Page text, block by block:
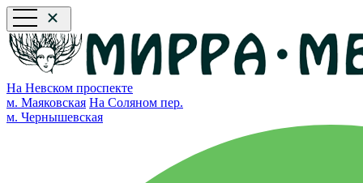
На Невском проспекте
м. Маяковская На Соляном пер.
м. Чернышевская